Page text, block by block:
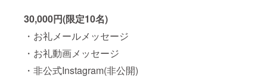
30,000円(限定10名)
・お礼メールメッセージ
・お礼動画メッセージ
・非公式Instagram(非公開)